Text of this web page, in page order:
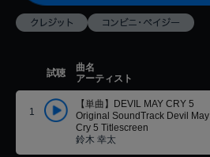
試聴
曲名
アーティスト
1
【単曲】DEVIL MAY CRY 5
Original SoundTrack Devil May
Cry 5 Titlescreen
鈴木 幸太